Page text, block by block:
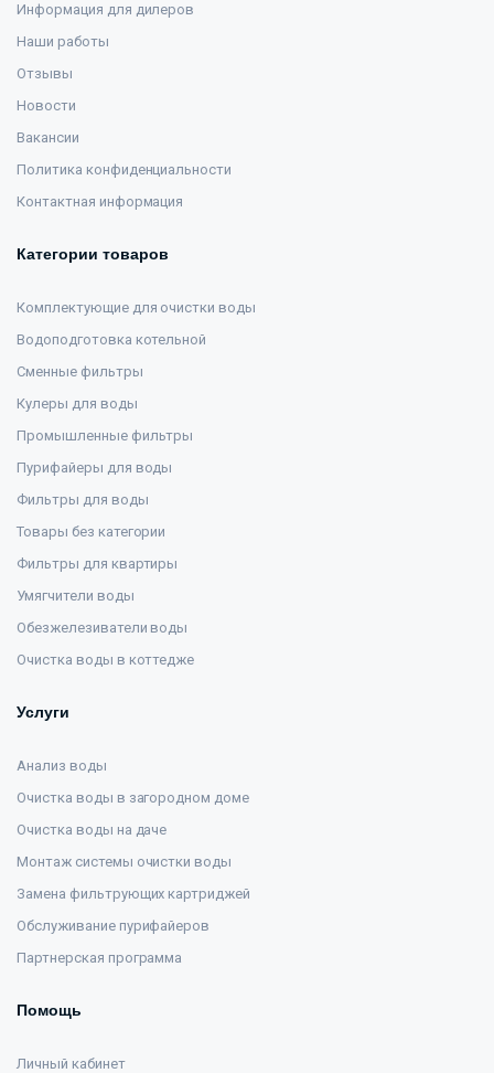
Информация для дилеров
Наши работы
Отзывы
Новости
Вакансии
Политика конфиденциальности
Контактная информация
Категории товаров
Комплектующие для очистки воды
Водоподготовка котельной
Сменные фильтры
Кулеры для воды
Промышленные фильтры
Пурифайеры для воды
Фильтры для воды
Товары без категории
Фильтры для квартиры
Умягчители воды
Обезжелезиватели воды
Очистка воды в коттедже
Услуги
Анализ воды
Очистка воды в загородном доме
Очистка воды на даче
Монтаж системы очистки воды
Замена фильтрующих картриджей
Обслуживание пурифайеров
Партнерская программа
Помощь
Личный кабинет